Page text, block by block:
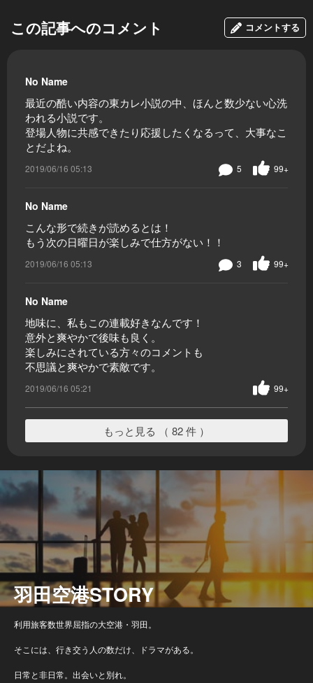
この記事へのコメント コメントする
No Name
最近の酷い内容の東カレ小説の中、ほんと数少ない心洗
われる小説です。
登場人物に共感できたり応援したくなるって、大事なこ
とだよね。
2019/06/16 05:13 99+
5
No Name
こんな形で続きが読めるとは！
もう次の日曜日が楽しみで仕方がない！！
2019/06/16 05:13 99+
3
No Name
地味に、私もこの連載好きなんです！
意外と爽やかで後味も良く。
楽しみにされている方々のコメントも
不思議と爽やかで素敵です。
2019/06/16 05:21 99+
もっと見る （ 82 件 ）
羽田空港STORY
利用旅客数世界屈指の大空港・羽田。
そこには、行き交う人の数だけ、ドラマがある。
日常と非日常。出会いと別れ。